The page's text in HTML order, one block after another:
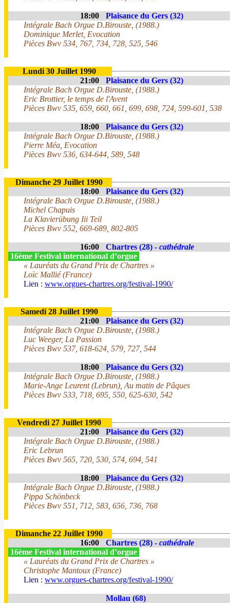
18:00
Plaisance du Gers (32)
Intégrale Bach Orgue D.Birouste, (1988.)
Dominique Merlet, Evocation
Pièces Bwv 534, 767, 734, 728, 525, 546
Lundi 30 Juillet 1990
21:00
Plaisance du Gers (32)
Intégrale Bach Orgue D.Birouste, (1988.)
Eric Brottier, le temps de l'Avent
Pièces Bwv 535, 659, 660, 661, 699, 698, 724, 599-601, 538
18:00
Plaisance du Gers (32)
Intégrale Bach Orgue D.Birouste, (1988.)
Pierre Méa, Evocation
Pièces Bwv 536, 634-644, 589, 548
Dimanche 29 Juillet 1990
18:00
Plaisance du Gers (32)
Intégrale Bach Orgue D.Birouste, (1988.)
Michel Chapuis
La Klavierübung Iii Teil
Pièces Bwv 552, 669-689, 802-805
16:00 Chartres (28) - cathédrale
16ème Festival international d’orgue
« Lauréats du Grand Prix de Chartres »
Loïc Mallié (France)
Lien : www.orgues-chartres.org/festival-1990/
Samedi 28 Juillet 1990
21:00
Plaisance du Gers (32)
Intégrale Bach Orgue D.Birouste, (1988.)
Luc Weeger, La Passion
Pièces Bwv 537, 618-624, 579, 727, 544
18:00
Plaisance du Gers (32)
Intégrale Bach Orgue D.Birouste, (1988.)
Marie-Ange Leurent (Lebrun), Au matin de Pâques
Pièces Bwv 533, 718, 695, 550, 625-630, 542
Vendredi 27 Juillet 1990
21:00
Plaisance du Gers (32)
Intégrale Bach Orgue D.Birouste, (1988.)
Eric Lebrun
Pièces Bwv 565, 720, 530, 574, 694, 541
18:00
Plaisance du Gers (32)
Intégrale Bach Orgue D.Birouste, (1988.)
Pippa Schönbeck
Pièces Bwv 551, 712, 583, 656, 736, 768
Dimanche 22 Juillet 1990
16:00
Chartres (28) - cathédrale
16ème Festival international d’orgue
« Lauréats du Grand Prix de Chartres »
Christophe Mantoux (France)
Lien : www.orgues-chartres.org/festival-1990/
Mollau (68)